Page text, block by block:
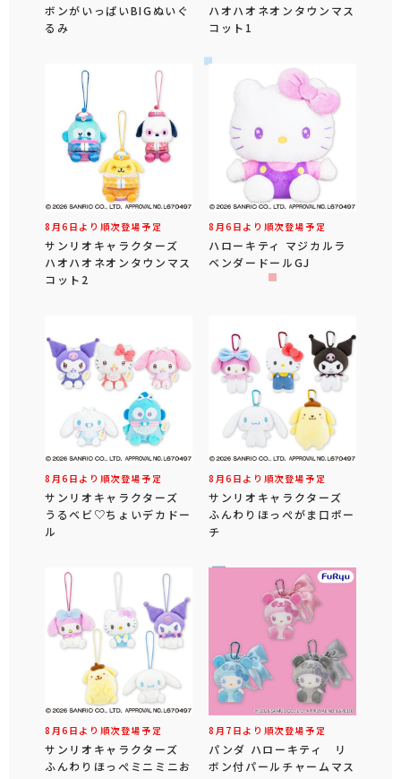
ボンがいっぱいBIGぬいぐ
るみ
ハオハオネオンタウンマス
コット1
8月6日より順次登場予定
サンリオキャラクターズ
ハオハオネオンタウンマス
コット2
8月6日より順次登場予定
ハローキティ マジカルラ
ベンダードールGJ
8月6日より順次登場予定
サンリオキャラクターズ
うるベビ♡ちょいデカドー
ル
8月6日より順次登場予定
サンリオキャラクターズ
ふんわりほっぺがま口ポー
チ
8月6日より順次登場予定
サンリオキャラクターズ
ふんわりほっぺミニミニお
8月7日より順次登場予定
パンダ ハローキティ リ
ボン付パールチャームマス